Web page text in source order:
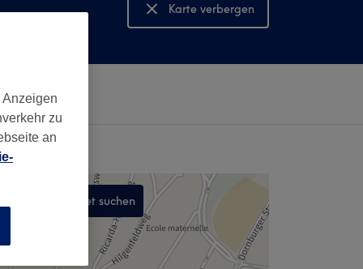
Karte verbergen
Karte anzeigen
In diesem Gebiet suchen
zu
an